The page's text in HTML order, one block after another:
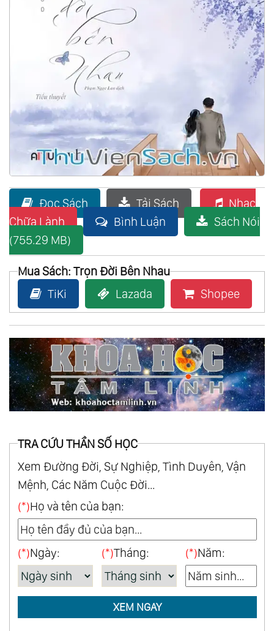
Đọc Sách Tải Sách
Nhạc
Chữa Lành
Bình Luận
Sách Nói
(755.29 MB)
Mua Sách: Trọn Đời Bên Nhau
TiKi
Lazada Shopee
TRA CỨU THẦN SỐ HỌC
Xem Đường Đời, Sự Nghiệp, Tình Duyên, Vận
Mệnh, Các Năm Cuộc Đời...
(*)Họ và tên của bạn:
(*)Ngày: (*)Tháng: (*)Năm:
XEM NGAY